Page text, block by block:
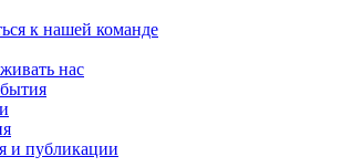
к нашей команде
нас
и публикации